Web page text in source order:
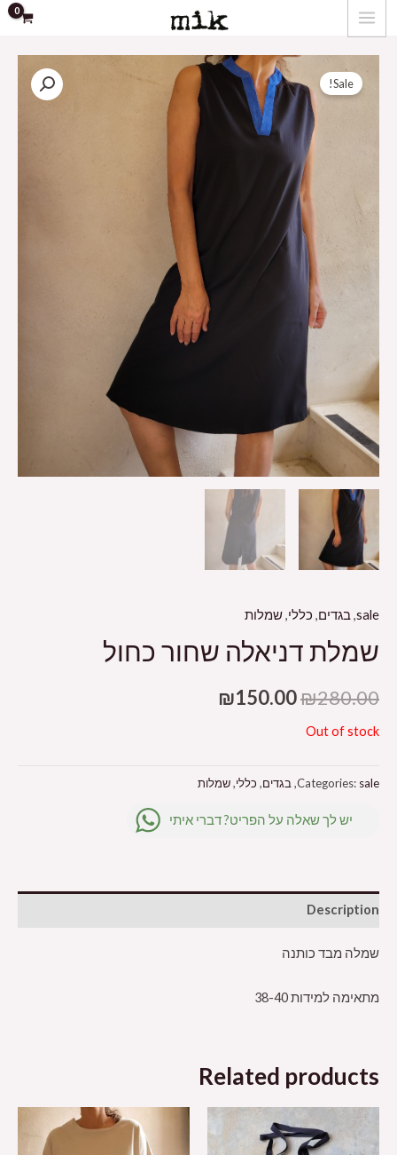
דילוג
לתוכן
MAIN
Sale!
sale
,בגדים, כללי,שמלות
שמלת דניאלה שחור כחול
₪280.00
₪150.00
Out of stock
Categories: sale
, בגדים, כללי,שמלות
יש לך שאלה על הפריט? דברי איתי
Description
שמלה מבד כותנה
מתאימה למידות 38-40
Related products